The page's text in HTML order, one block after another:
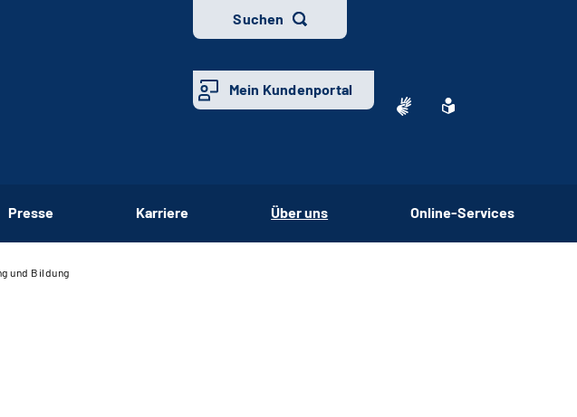
Suchen
Mein Kundenportal
Presse Karriere Über uns Online-Services
und Bildung